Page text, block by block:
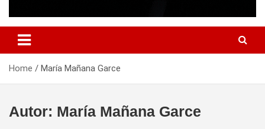
Home María Mañana Garce
Autor: María Mañana Garce